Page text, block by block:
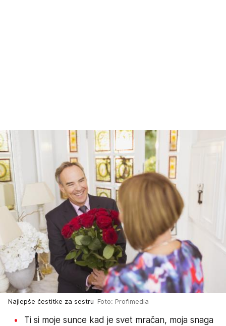
Najlepše čestitke za sestru Foto: Profimedia
Ti si moje sunce kad je svet mračan, moja snaga